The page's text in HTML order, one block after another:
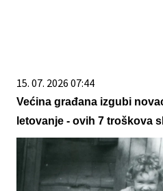
15. 07. 2026 07:44
Većina građana izgubi
letovanje - ovih 7 troškova